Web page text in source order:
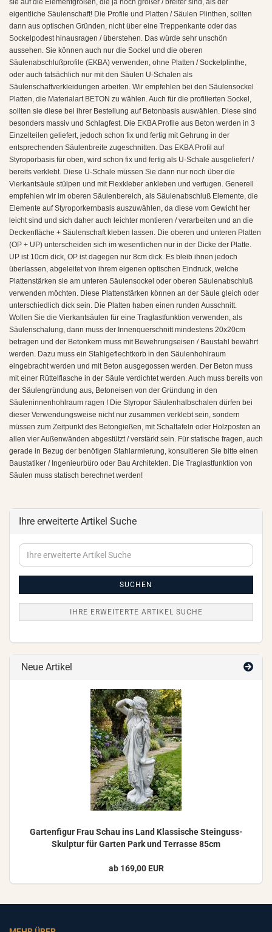
sie auf die Elementgrößen, die ja noch größer / breiter sind, als der
eigentliche Säulenschaft! Die Profile und Platten / Säulen Plinthen, sollten
dann aus optischen Gründen, nicht über eine Treppenkante oder das
Sockelpodest hinausragen / überstehen. Das würde sehr unschön
aussehen. Sie können auch nur die Sockel und die oberen
Säulenabschlußprofile (EKBA) verwenden, ohne Platten / Sockelplinthe,
oder auch tatsächlich nur mit den Säulen U-Schalen als
Säulenschaftverkleidungen arbeiten. Wir empfehlen bei den Säulensockel
Platten, die Materialart BETON zu wählen. Auch für die profilierten Sockel,
sollten sie diese bei ihrer Bestellung auf Betonbasis auswählen. Diese sind
besonders massiv und Schlagfest. Die EKBA Profile aus Beton werden in 3
Einzelteilen geliefert, jedoch schon fix und fertig mit Gehrung in der
entsprechenden Säulenbreite zugeschnitten. Das EKBA Profil auf
Styroporbasis für oben, wird schon fix und fertig als U-Schale ausgeliefert /
bereits verklebt. Diese U-Schale müssen Sie dann nur noch über die
Vierkantsäule stülpen und mit Flexkleber ankleben und verfugen. Generell
empfehlen wir im oberen Säulenbereich, als Säulenabschluß Elemente, die
Elemente auf Styroporkernbasis auszuwählen, da diese vom Gewicht her
leicht sind und sich daher auch leichter montieren / verarbeiten und an die
Deckenfläche + Säulenschaft kleben lassen. Die oberen und unteren Platten
(OP + UP) unterscheiden sich im wesentlichen nur in der Dicke der Platte.
UP ist 10cm dick, OP ist dagegen nur 8cm dick. Es bleib ihnen jedoch
überlassen, abgeleitet von ihrem eigenen optischen Eindruck, welche
Plattenstärken sie am unteren Säulensockel oder oberen Säulenabschluß
verwenden möchten. Diese Plattenstärken können an der Säule gleich oder
unterschiedlich dick sein. Die Platten haben einen runden Ausschnitt.
Wollen Sie die Vierkantsäulen für eine Traglastfunktion verwenden, als
Säulenschalung, dann muss der Innenquerschnitt mindestens 20x20cm
betragen und der Betonkern muss mit Bewehrungseisen / Baustahl bewährt
werden. Dazu muss ein Stahlgeflechtkorb in den Säulenhohlraum
eingebracht werden und mit Beton ausgegossen werden. Der Beton muss
mit einer Rüttelflasche in der Säule verdichtet werden. Auch muss bereits von
der Säulengründung aus, Betoneisen von der Gründung in den
Säuleninnenhohlraum ragen ! Die Styropor Säulenhalbschalen dürfen bei
dieser Verwendungsweise nicht nur zusammen verklebt sein, sondern
müssen zum Zeitpunkt des Betongießen, mit Schaltafeln oder Holzposten an
allen vier Außenwänden abgestützt / verstärkt sein. Für statische fragen, auch
gerade in Bezug der benötigen Stahlarmierung, konsultieren Sie bitte einen
Baustatiker / Ingenieurbüro oder Bau Architekten. Die Traglastfunktion von
Säulen muss statisch berechnet werden!
Ihre erweiterte Artikel Suche
Ihre
erweiterte
Artikel
SUCHEN
IHRE ERWEITERTE ARTIKEL SUCHE
Neue Artikel
Gar­ten­fi­gur Frau Schau ins Land Klas­si­sche Steinguss-​
Skulptur für Gar­ten Park und Ter­ras­se 85cm
ab 169,00 EUR